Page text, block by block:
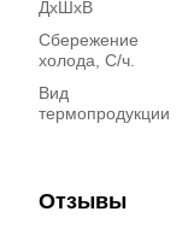
ДхШхВ
Сбережение
холода, С/ч.
Вид
термопродукции
Отзывы